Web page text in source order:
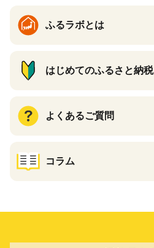
ふるラボとは
はじめてのふるさと納税
よくあるご質問
コラム